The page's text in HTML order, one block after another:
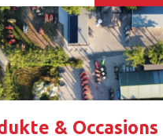
& Occasions